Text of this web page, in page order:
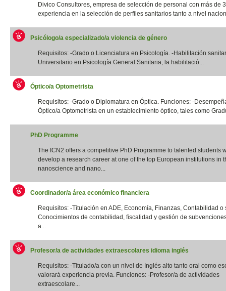
Divico Consultores, empresa de selección de personal con más de
experiencia en la selección de perfiles sanitarios tanto a nivel
Psicólogo/a especializado/a violencia de género
Requisitos: -Grado o Licenciatura en Psicología. -Habilitación
Universitario en Psicología General Sanitaria, la habilitació...
Óptico/a Optometrista
Requisitos: -Grado o Diplomatura en Óptica. Funciones: -
Óptico/a Optometrista en un establecimiento óptico, tales como
PhD Programme
The ICN2 offers a competitive PhD Programme to talented students
develop a research career at one of the top European institutions in
nanoscience and nano...
Coordinador/a área económico financiera
Requisitos: -Titulación en ADE, Economía, Finanzas, Contabilidad o
Conocimientos de contabilidad, fiscalidad y gestión de
a...
Profesor/a de actividades extraescolares idioma inglés
Requisitos: -Titulado/a con un nivel de Inglés alto tanto oral como
valorará experiencia previa. Funciones: -Profesor/a de actividades
extraescolare...